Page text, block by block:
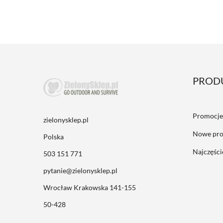
zielonysklep.pl
Polska
503 151 771
pytanie@zielonysklep.pl
Wrocław Krakowska 141-155
50-428
Promocje
Nowe